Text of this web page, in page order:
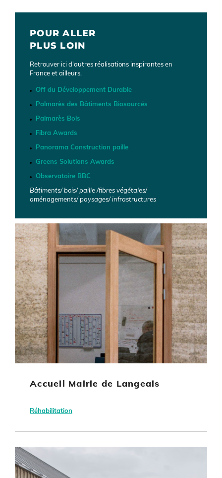
POUR ALLER
PLUS LOIN
Retrouver ici d'autres réalisations inspirantes en
France et ailleurs.
Off du Développement Durable
Palmarès des Bâtiments Biosourcés
Palmarès Bois
Fibra Awards
Panorama Construction paille
Greens Solutions Awards
Observatoire BBC
Bâtiments/ bois/ paille /fibres végétales/
aménagements/ paysages/ infrastructures
Accueil Mairie de Langeais
Réhabilitation